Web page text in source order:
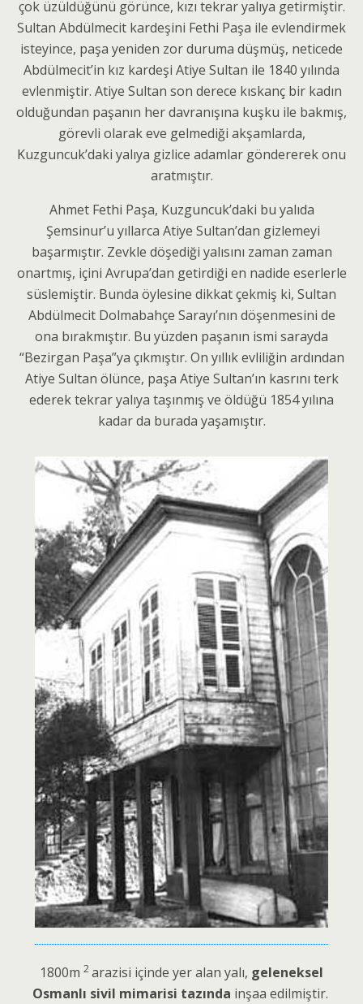
çok üzüldüğünü görünce, kızı tekrar yalıya getirmiştir.
Sultan Abdülmecit kardeşini Fethi Paşa ile evlendirmek
isteyince, paşa yeniden zor duruma düşmüş, neticede
Abdülmecit’in kız kardeşi Atiye Sultan ile 1840 yılında
evlenmiştir. Atiye Sultan son derece kıskanç bir kadın
olduğundan paşanın her davranışına kuşku ile bakmış,
görevli olarak eve gelmediği akşamlarda,
Kuzguncuk’daki yalıya gizlice adamlar göndererek onu
aratmıştır.
Ahmet Fethi Paşa, Kuzguncuk’daki bu yalıda
Şemsinur’u yıllarca Atiye Sultan’dan gizlemeyi
başarmıştır. Zevkle döşediği yalısını zaman zaman
onartmış, içini Avrupa’dan getirdiği en nadide eserlerle
süslemiştir. Bunda öylesine dikkat çekmiş ki, Sultan
Abdülmecit Dolmabahçe Sarayı’nın döşenmesini de
ona bırakmıştır. Bu yüzden paşanın ismi sarayda
“Bezirgan Paşa”ya çıkmıştır. On yıllık evliliğin ardından
Atiye Sultan ölünce, paşa Atiye Sultan’ın kasrını terk
ederek tekrar yalıya taşınmış ve öldüğü 1854 yılına
kadar da burada yaşamıştır.
1800m 2arazisi içinde yer alan yalı, geleneksel
Osmanlı sivil mimarisi tazında inşaa edilmiştir.